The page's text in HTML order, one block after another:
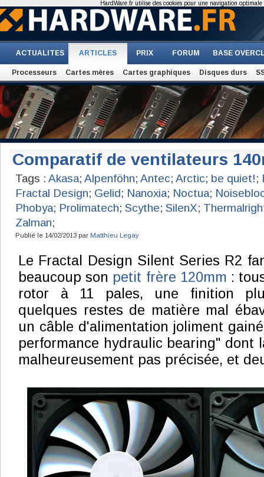
ACTUALITES ARTICLES PRIX FORUM BASE
Processeurs Cartes mères Cartes graphiques Disques durs
Comparatif de ventilateurs
Tags : Akasa; Alpenföhn; Antec; Arctic; be quiet!;
Fractal Design; Gelid; Nanoxia; Noctua;
Phobya; Prolimatech; Scythe; SilenX;
Zalman;
Publié le 14/02/2013 par Matthieu Legay
Le Fractal Design Silent Series R2
beaucoup son petit frère 120mm :
rotor à 11 pales, une finition
quelques restes de matière mal
un câble d'alimentation joliment
performance hydraulic bearing" dont
malheureusement pas précisée, et
HardWare.fr utilise des cookies pour une navigation